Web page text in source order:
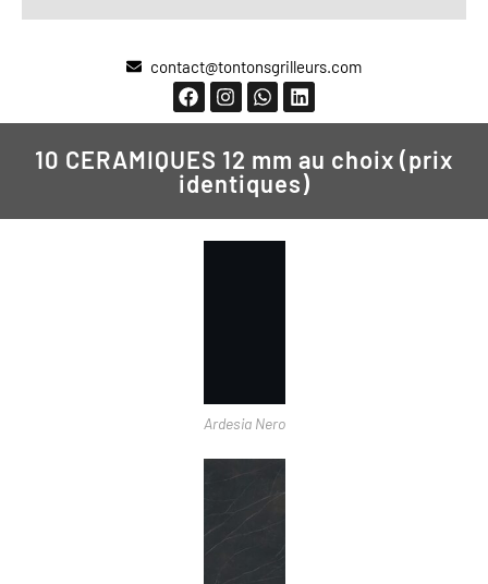
contact@tontonsgrilleurs.com
10 CERAMIQUES 12 mm au choix (prix
identiques)
Ardesia Nero